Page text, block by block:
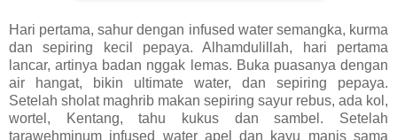
Hari pertama, sahur dengan infused water semangka, kurma
dan sepiring kecil pepaya. Alhamdulillah, hari pertama
lancar, artinya badan nggak lemas. Buka puasanya dengan
air hangat, bikin ultimate water, dan sepiring pepaya.
Setelah sholat maghrib makan sepiring sayur rebus, ada kol,
wortel, Kentang, tahu kukus dan sambel. Setelah
tarawehminum infused water apel dan kayu manis sama